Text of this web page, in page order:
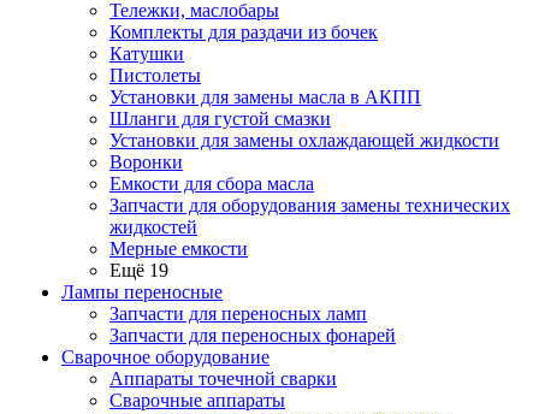
Тележки, маслобары
Комплекты для раздачи из бочек
Катушки
Пистолеты
Установки для замены масла в АКПП
Шланги для густой смазки
Установки для замены охлаждающей жидкости
Воронки
Емкости для сбора масла
Запчасти для оборудования замены технических
жидкостей
Мерные емкости
Ещё 19
Лампы переносные
Запчасти для переносных ламп
Запчасти для переносных фонарей
Сварочное оборудование
Аппараты точечной сварки
Сварочные аппараты